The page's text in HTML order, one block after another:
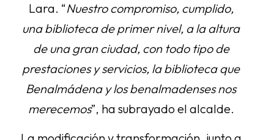
Lara. “Nuestro compromiso, cumplido,
una biblioteca de primer nivel, a la altura
de una gran ciudad, con todo tipo de
prestaciones y servicios, la biblioteca que
Benalmádena y los benalmadenses nos
merecemos”, ha subrayado el alcalde.